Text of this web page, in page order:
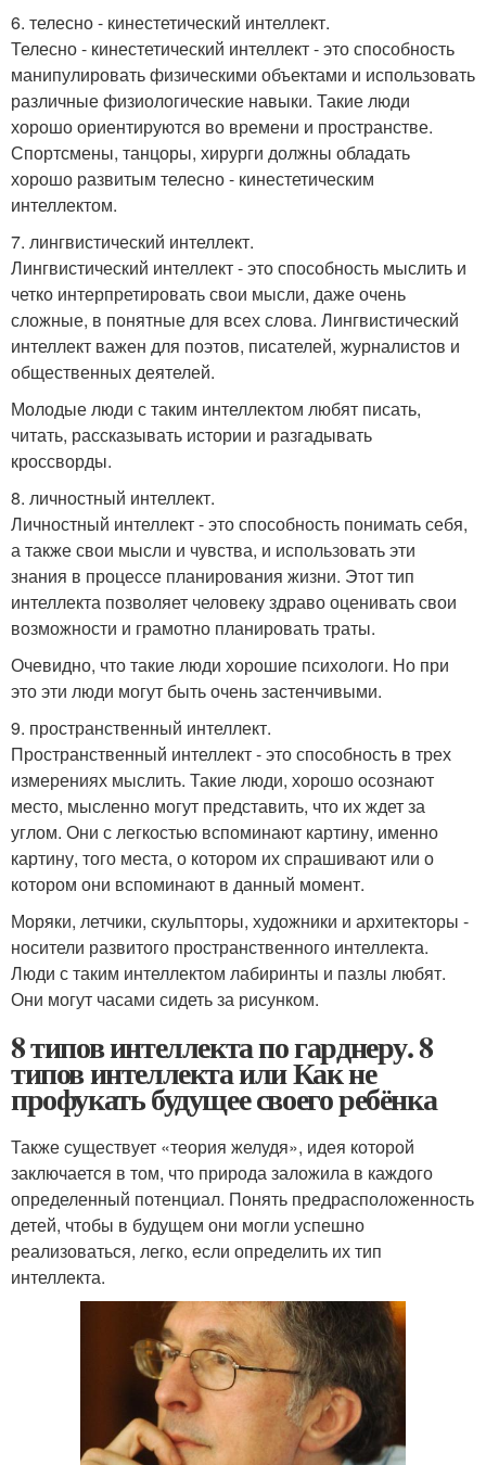
6. телесно - кинестетический интеллект.
Телесно - кинестетический интеллект - это способность
манипулировать физическими объектами и использовать
различные физиологические навыки. Такие люди
хорошо ориентируются во времени и пространстве.
Спортсмены, танцоры, хирурги должны обладать
хорошо развитым телесно - кинестетическим
интеллектом.
7. лингвистический интеллект.
Лингвистический интеллект - это способность мыслить и
четко интерпретировать свои мысли, даже очень
сложные, в понятные для всех слова. Лингвистический
интеллект важен для поэтов, писателей, журналистов и
общественных деятелей.
Молодые люди с таким интеллектом любят писать,
читать, рассказывать истории и разгадывать
кроссворды.
8. личностный интеллект.
Личностный интеллект - это способность понимать себя,
а также свои мысли и чувства, и использовать эти
знания в процессе планирования жизни. Этот тип
интеллекта позволяет человеку здраво оценивать свои
возможности и грамотно планировать траты.
Очевидно, что такие люди хорошие психологи. Но при
это эти люди могут быть очень застенчивыми.
9. пространственный интеллект.
Пространственный интеллект - это способность в трех
измерениях мыслить. Такие люди, хорошо осознают
место, мысленно могут представить, что их ждет за
углом. Они с легкостью вспоминают картину, именно
картину, того места, о котором их спрашивают или о
котором они вспоминают в данный момент.
Моряки, летчики, скульпторы, художники и архитекторы -
носители развитого пространственного интеллекта.
Люди с таким интеллектом лабиринты и пазлы любят.
Они могут часами сидеть за рисунком.
8 типов интеллекта по гарднеру. 8
типов интеллекта или Как не
профукать будущее своего ребёнка
Также существует «теория желудя», идея которой
заключается в том, что природа заложила в каждого
определенный потенциал. Понять предрасположенность
детей, чтобы в будущем они могли успешно
реализоваться, легко, если определить их тип
интеллекта.